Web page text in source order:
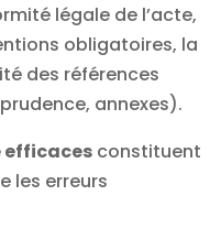
légale de l’acte,
obligatoires, la
des références
annexes).
efficaces constituent
les erreurs